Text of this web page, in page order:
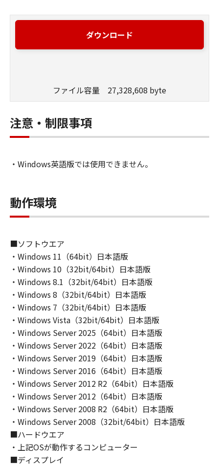
ダウンロード
ファイル容量 27,328,608 byte
注意・制限事項
・Windows英語版では使用できません。
動作環境
■ソフトウエア
・Windows 11（64bit）日本語版
・Windows 10（32bit/64bit）日本語版
・Windows 8.1（32bit/64bit）日本語版
・Windows 8（32bit/64bit）日本語版
・Windows 7（32bit/64bit）日本語版
・Windows Vista（32bit/64bit）日本語版
・Windows Server 2025（64bit）日本語版
・Windows Server 2022（64bit）日本語版
・Windows Server 2019（64bit）日本語版
・Windows Server 2016（64bit）日本語版
・Windows Server 2012 R2（64bit）日本語版
・Windows Server 2012（64bit）日本語版
・Windows Server 2008 R2（64bit）日本語版
・Windows Server 2008（32bit/64bit）日本語版
■ハードウエア
・上記OSが動作するコンピューター
■ディスプレイ